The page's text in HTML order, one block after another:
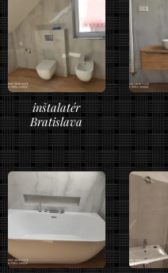
inštalatér
Bratislava